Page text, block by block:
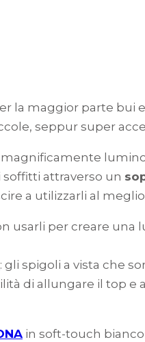
la maggior parte bui
seppur super
attraverso un
a utilizzarli al
usarli per creare una
: gli spigoli a vista che
di allungare il top e
in soft-touch